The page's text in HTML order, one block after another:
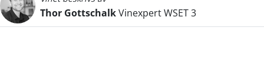
Thor GottschalkVinexpert WSET 3